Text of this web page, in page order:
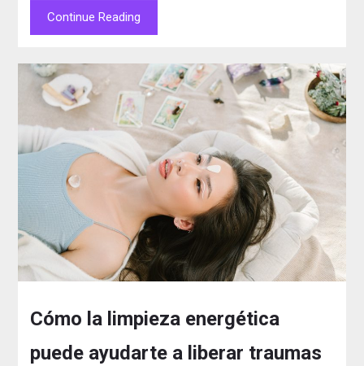
Continue Reading
Cómo la limpieza energética
puede ayudarte a liberar traumas